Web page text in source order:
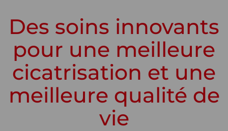
Des soins innovants
pour une meilleure
cicatrisation et une
meilleure qualité de
vie